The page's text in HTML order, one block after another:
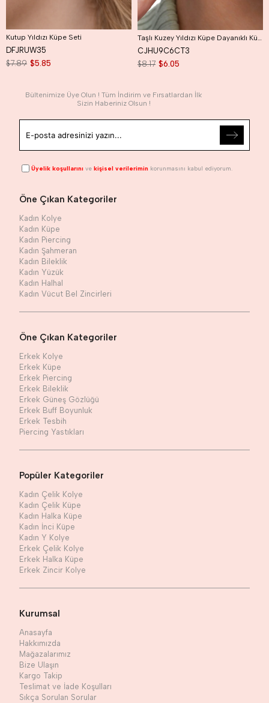
Kutup Yıldızı Küpe Seti
DFJRUW35
$5.85
$7.89
Taşlı Kuzey Yıldızı Küpe Dayanıklı Küpe Kutup Yıldızı Küpe
CJHU9C6CT3
$6.05
$8.17
Bültenimize Üye Olun ! Tüm İndirim ve Fırsatlardan İlk
Sizin Haberiniz Olsun !
Üyelik koşullarını vekişisel verilerimin korunmasını kabul ediyorum.
Öne Çıkan Kategoriler
Kadın Kolye
Kadın Küpe
Kadın Piercing
Kadın Şahmeran
Kadın Bileklik
Kadın Yüzük
Kadın Halhal
Kadın Vücut Bel Zincirleri
Öne Çıkan Kategoriler
Erkek Kolye
Erkek Küpe
Erkek Piercing
Erkek Bileklik
Erkek Güneş Gözlüğü
Erkek Buff Boyunluk
Erkek Tesbih
Piercing Yastıkları
Popüler Kategoriler
Kadın Çelik Kolye
Kadın Çelik Küpe
Kadın Halka Küpe
Kadın İnci Küpe
Kadın Y Kolye
Erkek Çelik Kolye
Erkek Halka Küpe
Erkek Zincir Kolye
Kurumsal
Anasayfa
Hakkımızda
Mağazalarımız
Bize Ulaşın
Kargo Takip
Teslimat ve İade Koşulları
Sıkça Sorulan Sorular